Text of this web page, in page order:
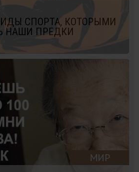
СПОРТА, КОТОРЫМИ
НАШИ ПРЕДКИ
МИР